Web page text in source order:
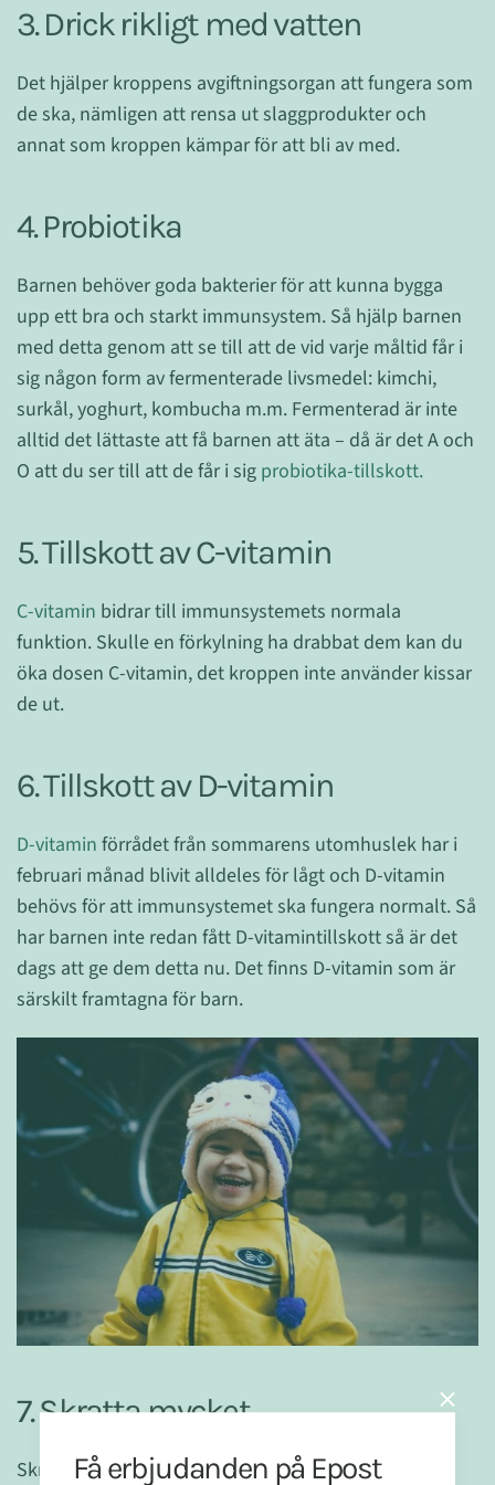
3. Drick rikligt med vatten
Det hjälper kroppens avgiftningsorgan att fungera som
de ska, nämligen att rensa ut slaggprodukter och
annat som kroppen kämpar för att bli av med.
4. Probiotika
Barnen behöver goda bakterier för att kunna bygga
upp ett bra och starkt immunsystem. Så hjälp barnen
med detta genom att se till att de vid varje måltid får i
sig någon form av fermenterade livsmedel: kimchi,
surkål, yoghurt, kombucha m.m. Fermenterad är inte
alltid det lättaste att få barnen att äta – då är det A och
O att du ser till att de får i sig probiotika-tillskott.
5. Tillskott av C-vitamin
C-vitamin bidrar till immunsystemets normala
funktion. Skulle en förkylning ha drabbat dem kan du
öka dosen C-vitamin, det kroppen inte använder kissar
de ut.
6. Tillskott av D-vitamin
D-vitamin förrådet från sommarens utomhuslek har i
februari månad blivit alldeles för lågt och D-vitamin
behövs för att immunsystemet ska fungera normalt. Så
har barnen inte redan fått D-vitamintillskott så är det
dags att ge dem detta nu. Det finns D-vitamin som är
särskilt framtagna för barn.
7. Skratta mycket
Skratt är oerhört viktigt för barnens emotionella och
Få erbjudanden på Epost